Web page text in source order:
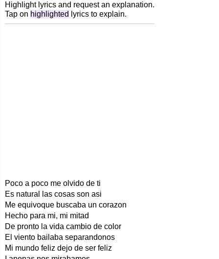
Highlight lyrics and request an explanation.
Tap on highlighted lyrics to explain.
Poco a poco me olvido de ti
Es natural las cosas son asi
Me equivoque buscaba un corazon
Hecho para mi, mi mitad
De pronto la vida cambio de color
El viento bailaba separandonos
Mi mundo feliz dejo de ser feliz